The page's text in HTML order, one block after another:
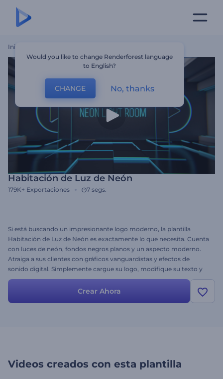
Inicio
Habitación de Luz de Neón
179K+ Exportaciones 7 segs.
Si está buscando un impresionante logo moderno, la plantilla
Habitación de Luz de Neón es exactamente lo que necesita. Cuenta
con luces de neón, fondos negros planos y un aspecto moderno.
Atraiga a sus clientes con gráficos vanguardistas y efectos de
sonido digital. Simplemente cargue su logo, modifique su texto y
haga clic en renderizar. Cree su versión ahora. ¡Pruébelo ya!
Crear Ahora
Videos creados con esta plantilla
Would you like to change Renderforest language
to English?
CHANGE No, thanks